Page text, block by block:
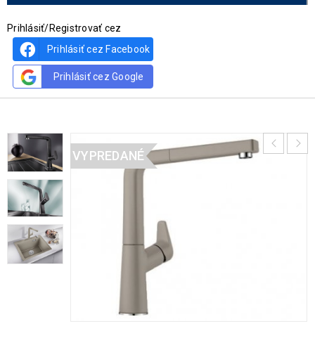
Prihlásiť/Registrovať cez
Prihlásiť cez Facebook
Prihlásiť cez Google
VYPREDANÉ